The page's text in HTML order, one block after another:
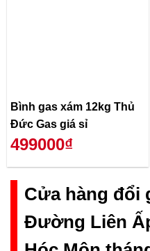
Bình gas xám 12kg Thủ
Đức Gas giá sỉ
499000₫
Cửa hàng đổi
Đường Liên